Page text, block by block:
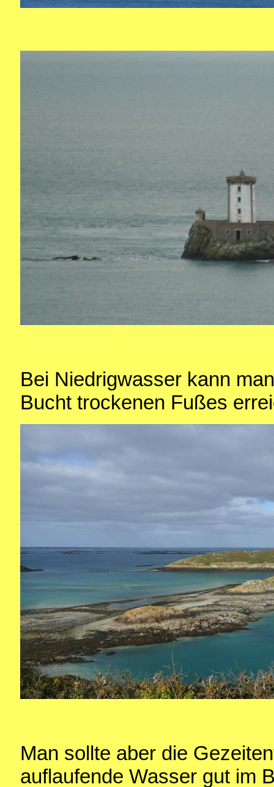
Bei Niedrigwasser kann
Bucht trockenen Fußes
Man sollte aber die
auflaufende Wasser gut im